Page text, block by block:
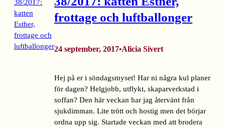
frottage och luftballonger
24 september, 2017•Alicia Sivert
Hej på er i söndagsmyset! Har ni några kul planer
för dagen? Helgjobb, utflykt, skaparverkstad i
soffan? Den här veckan har jag återvänt från
sjukdimman. Lite trött och hostig men det börjar
ordna upp sig. Startade veckan med att brodera